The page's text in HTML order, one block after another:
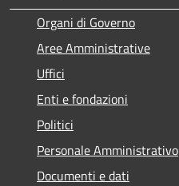
Organi di Governo
Aree Amministrative
Uffici
Enti e fondazioni
Politici
Personale Amministrativo
Documenti e dati